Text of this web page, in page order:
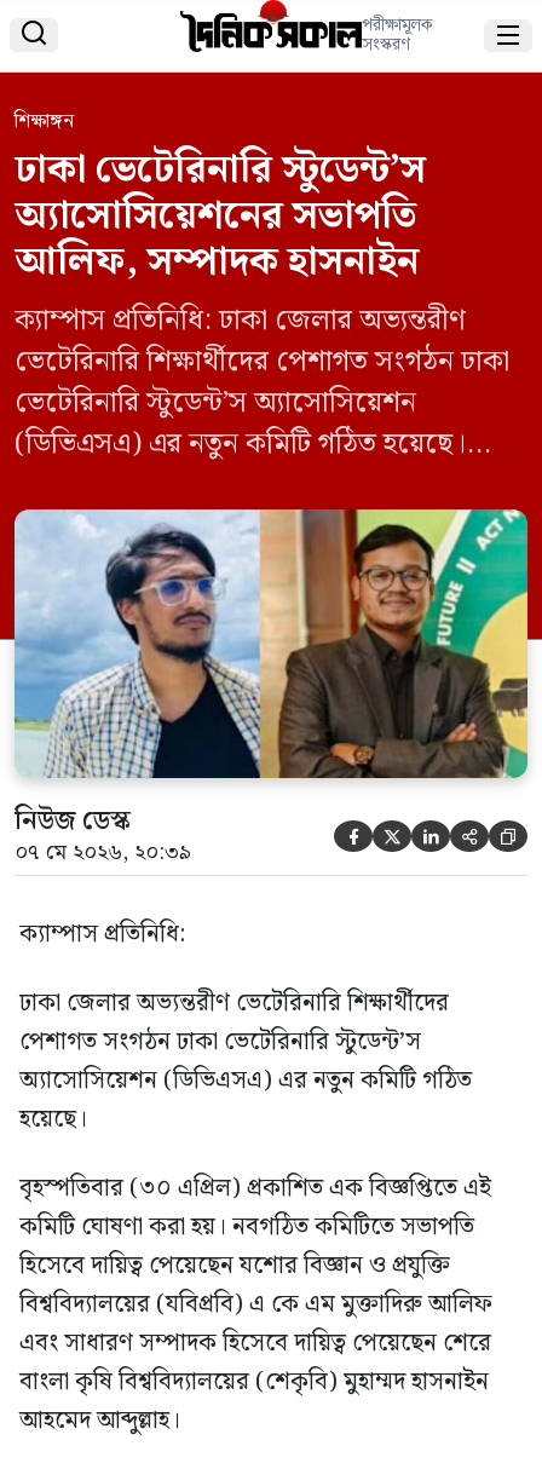
 পরীক্ষামূলক
সংস্করণ 
শিক্ষাঙ্গন
ঢাকা ভেটেরিনারি স্টুডেন্ট’স
অ্যাসোসিয়েশনের সভাপতি
আলিফ, সম্পাদক হাসনাইন
ক্যাম্পাস প্রতিনিধি: ঢাকা জেলার অভ্যন্তরীণ
ভেটেরিনারি শিক্ষার্থীদের পেশাগত সংগঠন ঢাকা
ভেটেরিনারি স্টুডেন্ট’স অ্যাসোসিয়েশন
(ডিভিএসএ) এর নতুন কমিটি গঠিত হয়েছে।
বিজ্ঞপ্তিতে এই কমিটি ঘোষণা করা হয়। নবগঠিত
কমিটিতে সভাপতি হিসেবে দায়িত্ব পেয়েছেন
যশোর বিজ্ঞান ও প্রযুক্তি বিশ্ববিদ্যালয়ের
(যবিপ্রবি) এ কে এম মুক্তাদিরু আলিফ এবং
সাধারণ সম্পাদক হিসেবে দায়িত্ব পেয়েছেন শেরে
বাংলা […]
নিউজ ডেস্ক
০৭ মে ২০২৬, ২০:৩৯     
ক্যাম্পাস প্রতিনিধি:
ঢাকা জেলার অভ্যন্তরীণ ভেটেরিনারি শিক্ষার্থীদের
পেশাগত সংগঠন ঢাকা ভেটেরিনারি স্টুডেন্ট’স
অ্যাসোসিয়েশন (ডিভিএসএ) এর নতুন কমিটি গঠিত
হয়েছে।
বৃহস্পতিবার (৩০ এপ্রিল) প্রকাশিত এক বিজ্ঞপ্তিতে এই
কমিটি ঘোষণা করা হয়। নবগঠিত কমিটিতে সভাপতি
হিসেবে দায়িত্ব পেয়েছেন যশোর বিজ্ঞান ও প্রযুক্তি
বিশ্ববিদ্যালয়ের (যবিপ্রবি) এ কে এম মুক্তাদিরু আলিফ
এবং সাধারণ সম্পাদক হিসেবে দায়িত্ব পেয়েছেন শেরে
বাংলা কৃষি বিশ্ববিদ্যালয়ের (শেকৃবি) মুহাম্মদ হাসনাইন
আহমেদ আব্দুল্লাহ।